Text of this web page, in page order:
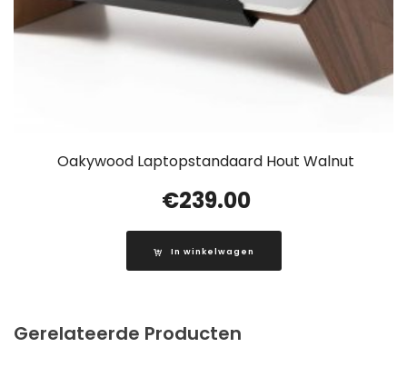
Oakywood Laptopstandaard Hout Walnut
€239.00
In winkelwagen
Gerelateerde Producten